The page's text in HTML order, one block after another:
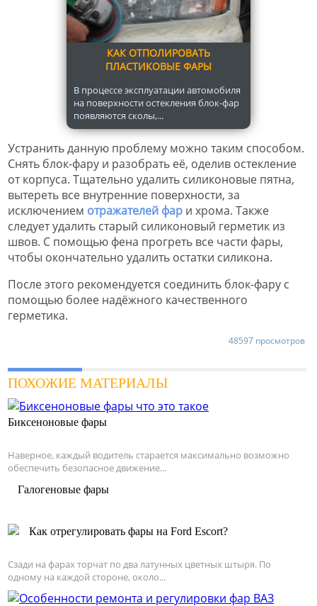
КАК ОТПОЛИРОВАТЬ
ПЛАСТИКОВЫЕ ФАРЫ
В процессе эксплуатации автомобиля
на поверхности остекления блок-фар
появляются сколы,...
Устранить данную проблему можно таким способом.
Снять блок-фару и разобрать её, оделив остекление
от корпуса. Тщательно удалить силиконовые пятна,
вытереть все внутренние поверхности, за
исключением отражателей фар и хрома. Также
следует удалить старый силиконовый герметик из
швов. С помощью фена прогреть все части фары,
чтобы окончательно удалить остатки силикона.
После этого рекомендуется соединить блок-фару с
помощью более надёжного качественного
герметика.
48597 просмотров
ПОХОЖИЕ МАТЕРИАЛЫ
Биксеноновые фары
Наверное, каждый водитель старается максимально возможно
обеспечить безопасное движение...
Галогеновые фары
Как отрегулировать фары на Ford Escort?
Сзади на фарах торчат по два латунных цветных штыря. По
одному на каждой стороне, около...